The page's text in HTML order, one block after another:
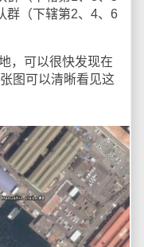
群（下辖第2、4、6
可以很快发现在
图可以清晰看见这